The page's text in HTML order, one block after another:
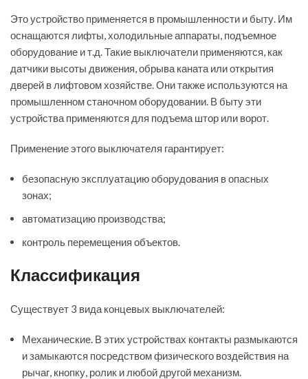
Это устройство применяется в промышленности и быту. Им
оснащаются лифты, холодильные аппараты, подъемное
оборудование и т.д. Такие выключатели применяются, как
датчики высоты движения, обрыва каната или открытия
дверей в лифтовом хозяйстве. Они также используются на
промышленном станочном оборудовании. В быту эти
устройства применяются для подъема штор или ворот.
Применение этого выключателя гарантирует:
безопасную эксплуатацию оборудования в опасных
зонах;
автоматизацию производства;
контроль перемещения объектов.
Классификация
Существует 3 вида концевых выключателей:
Механические. В этих устройствах контакты размыкаются
и замыкаются посредством физического воздействия на
рычаг, кнопку, ролик и любой другой механизм.